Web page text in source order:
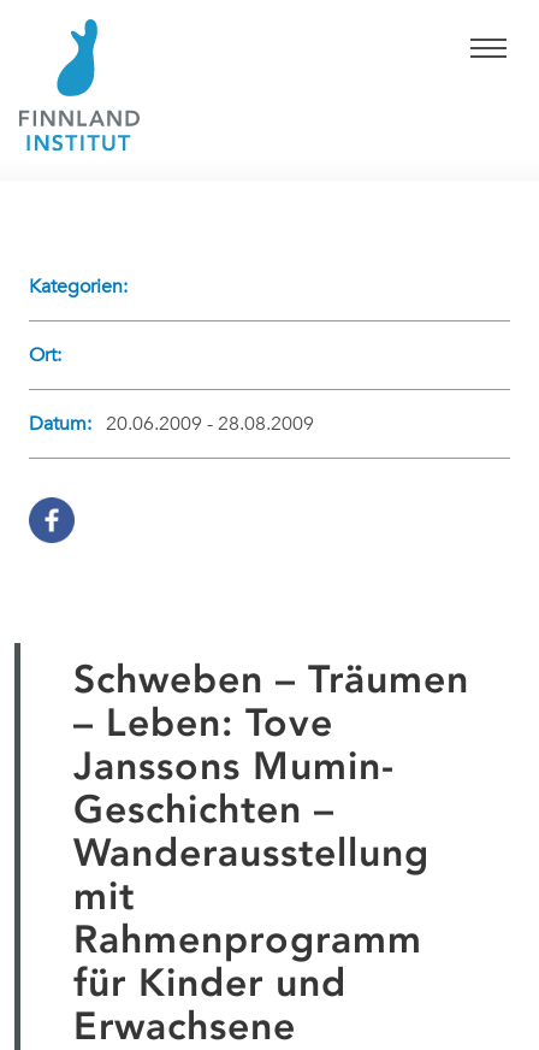
Kategorien:
Ort:
Datum: 20.06.2009 - 28.08.2009
Schweben – Träumen
– Leben: Tove
Janssons Mumin-
Geschichten –
Wanderausstellung
mit
Rahmenprogramm
für Kinder und
Erwachsene